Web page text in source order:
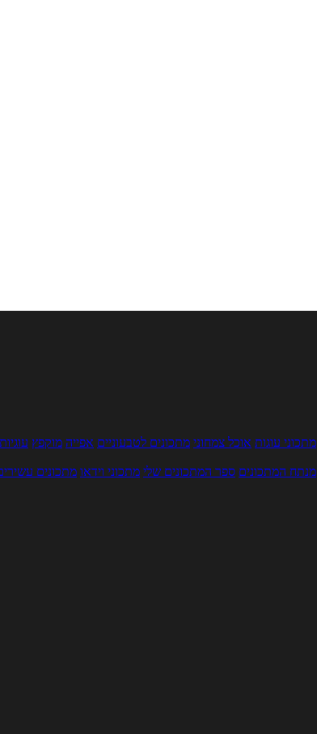
מתכוני עוגות אוכל צמחוני מתכונים לטבעוניים אפייה מוקפץ עוגיות
מנתח המתכונים ספר המתכונים שלי מתכוני וידאו מתכונים